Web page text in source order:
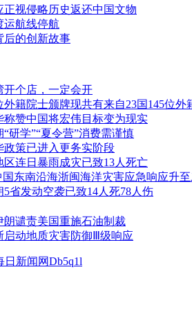
正视侵略历史返还中国文物
运航线停航
后的创新故事
开个店，一定会开
外籍院士颁牌现共有来自23国145位外
称赞中国将宏伟目标变为现实
研学”“夏令营”消费需谨慎
政策已进入更务实阶段
区连日暴雨成灾已致13人死亡
国东南沿海浙闽海洋灾害应急响应升
省发动空袭已致14人死78人伤
朗谴责美国重施石油制裁
启动地质灾害防御Ⅲ级响应
日新闻网Db5q1l